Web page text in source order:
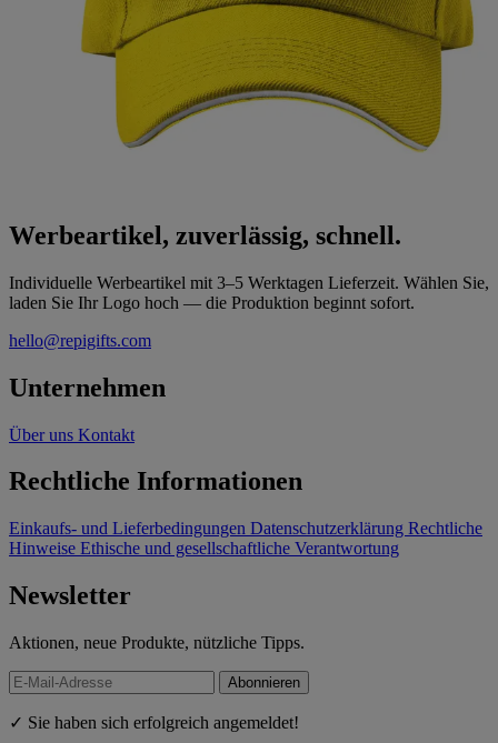
Werbeartikel, zuverlässig, schnell.
Individuelle Werbeartikel mit 3–5 Werktagen Lieferzeit. Wählen Sie,
laden Sie Ihr Logo hoch — die Produktion beginnt sofort.
hello@repigifts.com
Unternehmen
Über uns Kontakt
Rechtliche Informationen
Einkaufs- und Lieferbedingungen Datenschutzerklärung Rechtliche
Hinweise Ethische und gesellschaftliche Verantwortung
Newsletter
Aktionen, neue Produkte, nützliche Tipps.
Abonnieren
✓ Sie haben sich erfolgreich angemeldet!